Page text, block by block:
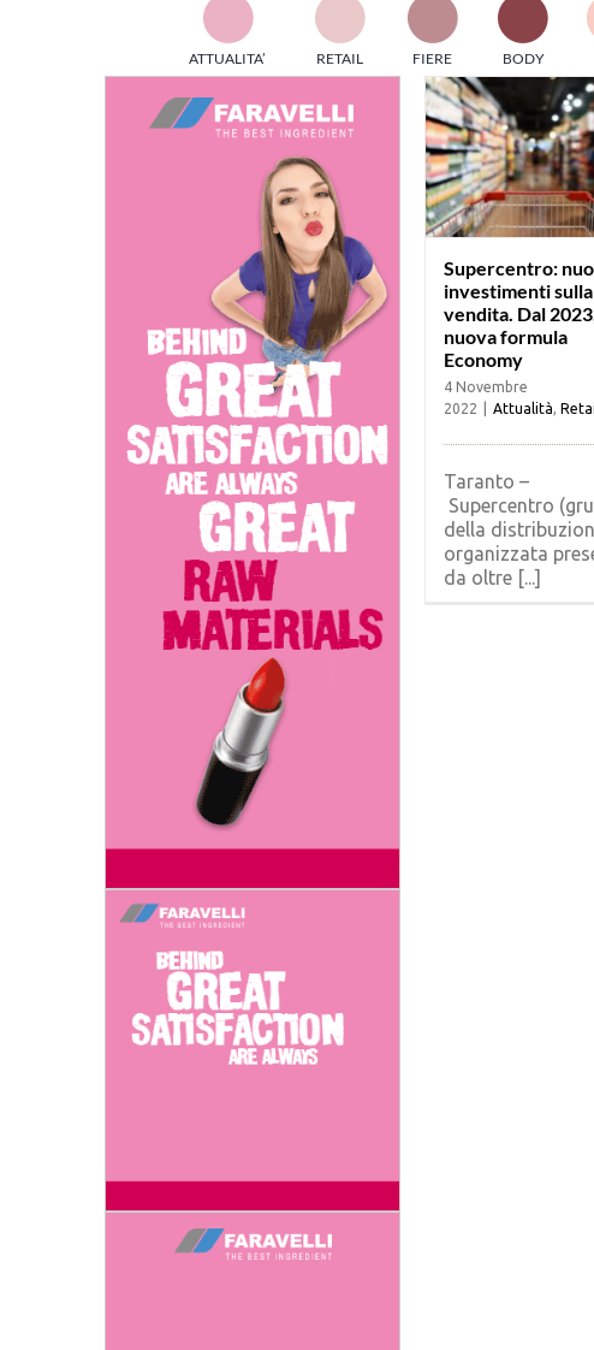
TESPI
ed editrici
Stay
ATTUALITA’ RETAIL FIERE BODY
investimenti sulla
rete vendita. Dal
2023, la nuova
formula Economy
Supercentro:
investimenti
vendita. Dal
nuova formula
Economy
4 Novembre
2022
Attualità Retail
Taranto –
Supercentro
della
organizzata
da oltre [...]